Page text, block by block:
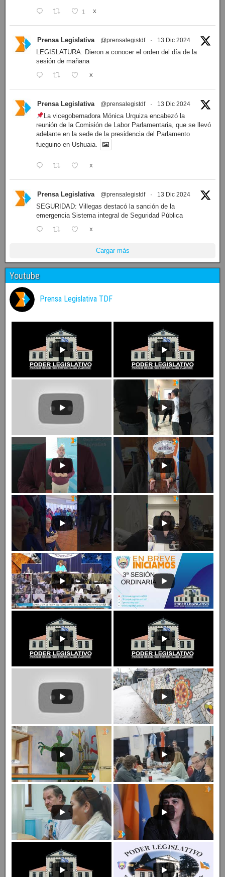
1 X
Prensa Legislativa @prensalegistdf · 13 Dic 2024
LEGISLATURA: Dieron a conocer el orden del día de la
sesión de mañana
X
Prensa Legislativa @prensalegistdf · 13 Dic 2024
La vicegobernadora Mónica Urquiza encabezó la
reunión de la Comisión de Labor Parlamentaria, que se llevó
adelante en la sede de la presidencia del Parlamento
fueguino en Ushuaia.
X
Prensa Legislativa @prensalegistdf · 13 Dic 2024
SEGURIDAD: Villegas destacó la sanción de la
emergencia Sistema integral de Seguridad Pública
X
Cargar más
Youtube
Prensa Legislativa TDF